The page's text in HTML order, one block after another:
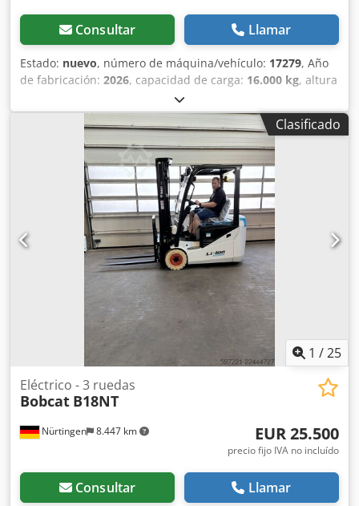
Consultar Llamar
Estado: nuevo, número de máquina/vehículo: 17279, Año
de fabricación: 2026, capacidad de carga: 16.000 kg, altura
, ascensor libre:
de carga:600 mm, tipo de combustible:diésel, tipo de
triple, altura de construcción:3.030 mm, longitud
de la horquilla:2.400 mm, tamaño del neumático
12.00-20 100%, tamaño del neumático trasero:
12.00-20 100%, peso total:19.300 kg, Equipamiento:
, 5218640 Chodpfx Agezp T Auegea Número de
serie: FDC0H-5107-00494
Clasificado
1 /25
Nürtingen 8.447 km
Eléctrico - 3 ruedas
Bobcat B18NT
EUR 25.500
precio fijo IVA no incluído
Consultar Llamar